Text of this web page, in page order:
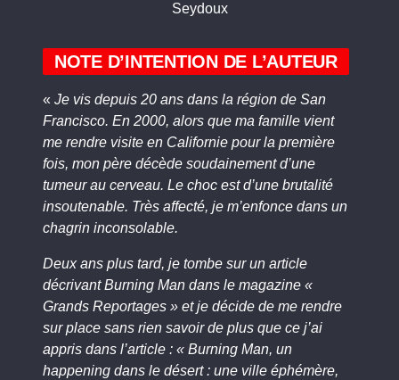
Seydoux
NOTE D’INTENTION DE L’AUTEUR
« Je vis depuis 20 ans dans la région de San
Francisco. En 2000, alors que ma famille vient
me rendre visite en Californie pour la première
fois, mon père décède soudainement d’une
tumeur au cerveau. Le choc est d’une brutalité
insoutenable. Très affecté, je m’enfonce dans un
chagrin inconsolable.
Deux ans plus tard, je tombe sur un article
décrivant Burning Man dans le magazine «
Grands Reportages » et je décide de me rendre
sur place sans rien savoir de plus que ce j’ai
appris dans l’article : « Burning Man, un
happening dans le désert : une ville éphémère,